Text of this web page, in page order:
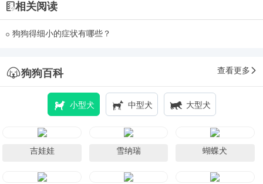
相关阅读
狗狗得细小的症状有哪些？
狗狗百科 查看更多
小型犬 中型犬 大型犬
吉娃娃 雪纳瑞 蝴蝶犬